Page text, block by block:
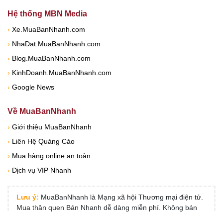
Hệ thống MBN Media
› Xe.MuaBanNhanh.com
› NhaDat.MuaBanNhanh.com
› Blog.MuaBanNhanh.com
› KinhDoanh.MuaBanNhanh.com
› Google News
Về MuaBanNhanh
› Giới thiệu MuaBanNhanh
› Liên Hệ Quảng Cáo
› Mua hàng online an toàn
› Dịch vụ VIP Nhanh
Lưu ý: MuaBanNhanh là Mạng xã hội Thương mại điện tử.
Mua thân quen Bán Nhanh dễ dàng miễn phí. Không bán